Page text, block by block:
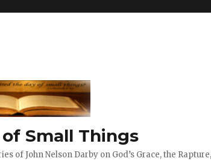
Small Things
of John Nelson Darby on God’s Grace, the